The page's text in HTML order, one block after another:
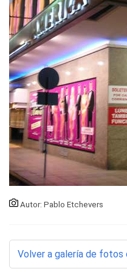
Autor: Pablo Etchevers
Volver a galería de fotos